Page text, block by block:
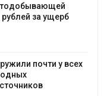
за ущерб
почти у всех